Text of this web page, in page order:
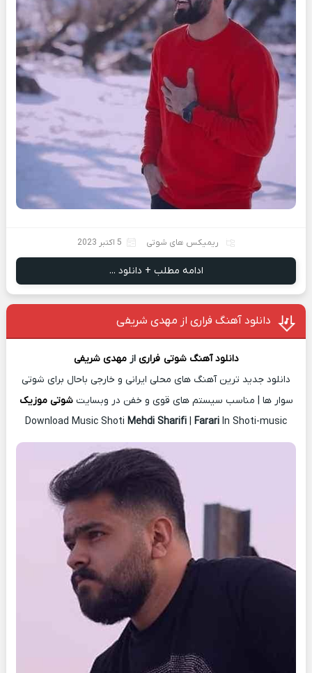
ریمیکس های شوتی 5 اکتبر 2023
ادامه مطلب + دانلود ...
دانلود آهنگ فراری از مهدی شریفی
دانلود آهنگ شوتی فراری ازمهدی شریفی
دانلود جدید ترین آهنگ های محلی ایرانی و خارجی باحال برای شوتی
سوار ها | مناسب سیستم های قوی و خفن در وبسایتشوتی موزیک
Download Music Shoti Mehdi Sharifi | Farari In Shoti-music